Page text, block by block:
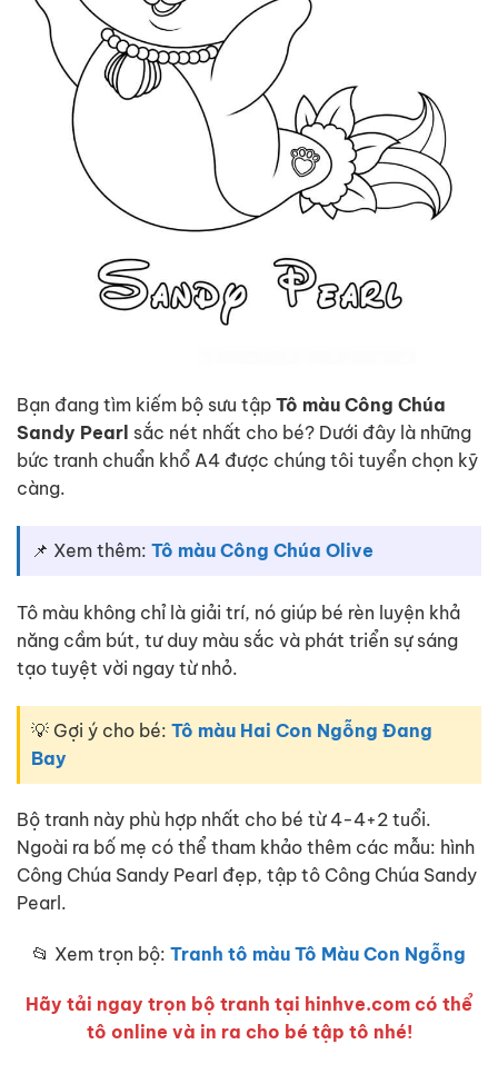
Bạn đang tìm kiếm bộ sưu tập Tô màu Công Chúa
Sandy Pearl sắc nét nhất cho bé? Dưới đây là những
bức tranh chuẩn khổ A4 được chúng tôi tuyển chọn kỹ
càng.
📌 Xem thêm: Tô màu Công Chúa Olive
Tô màu không chỉ là giải trí, nó giúp bé rèn luyện khả
năng cầm bút, tư duy màu sắc và phát triển sự sáng
tạo tuyệt vời ngay từ nhỏ.
💡 Gợi ý cho bé: Tô màu Hai Con Ngỗng Đang
Bay
Bộ tranh này phù hợp nhất cho bé từ 4-4+2 tuổi.
Ngoài ra bố mẹ có thể tham khảo thêm các mẫu: hình
Công Chúa Sandy Pearl đẹp, tập tô Công Chúa Sandy
Pearl.
📂 Xem trọn bộ: Tranh tô màu Tô Màu Con Ngỗng
Hãy tải ngay trọn bộ tranh tại hinhve.com có thể
tô online và in ra cho bé tập tô nhé!